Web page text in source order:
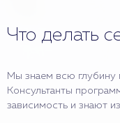
Что делать
Мы знаем всю глубину
Консультанты
зависимость и знают